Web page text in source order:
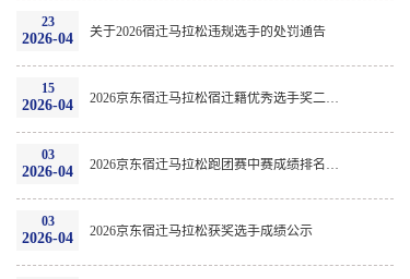
23
2026-04 关于2026宿迁马拉松违规选手的处罚通告
15
2026-04 2026京东宿迁马拉松宿迁籍优秀选手奖二次公示
03
2026-04 2026京东宿迁马拉松跑团赛中赛成绩排名公示
03
2026-04 2026京东宿迁马拉松获奖选手成绩公示